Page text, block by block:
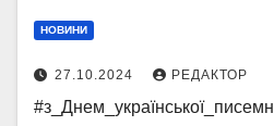
НОВИНИ
27.10.2024 РЕДАКТОР